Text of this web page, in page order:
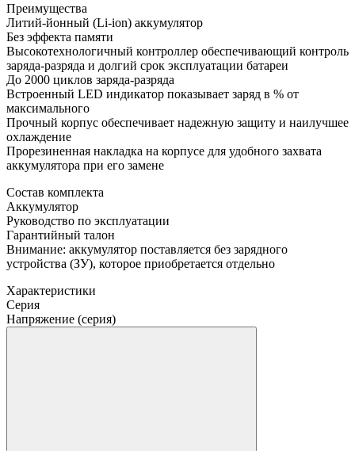
Преимущества
Литий-йонный (Li-ion) аккумулятор
Без эффекта памяти
Высокотехнологичный контроллер обеспечивающий контроль
заряда-разряда и долгий срок эксплуатации батареи
До 2000 циклов заряда-разряда
Встроенный LED индикатор показывает заряд в % от
максимального
Прочный корпус обеспечивает надежную защиту и наилучшее
охлаждение
Прорезиненная накладка на корпусе для удобного захвата
аккумулятора при его замене
Состав комплекта
Аккумулятор
Руководство по эксплуатации
Гарантийный талон
Внимание: аккумулятор поставляется без зарядного
устройства (ЗУ), которое приобретается отдельно
Характеристики
Серия
Напряжение (серия)